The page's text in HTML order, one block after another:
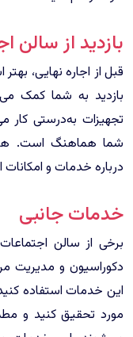
بازدید از سالن
قبل از اجاره نهایی،
بازدید به شما کمک
تجهیزات به‌درستی کار
شما هماهنگ است.
درباره خدمات و
خدمات جانبی
برخی از سالن
دکوراسیون و مدیریت
این خدمات استفاده
مورد تحقیق کنید و